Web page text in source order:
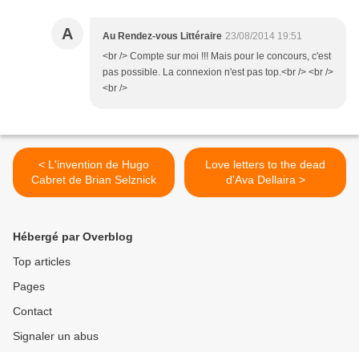
A Au Rendez-vous Littéraire 23/08/2014 19:51
<br /> Compte sur moi !!! Mais pour le concours, c'est
pas possible. La connexion n'est pas top.<br /> <br />
<br />
< L'invention de Hugo
Cabret de Brian Selznick
Love letters to the dead
d'Ava Dellaira >
Hébergé par Overblog
Top articles
Pages
Contact
Signaler un abus